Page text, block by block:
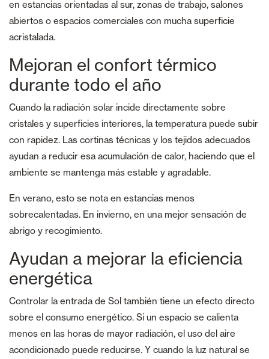
en estancias orientadas al sur, zonas de trabajo, salones
abiertos o espacios comerciales con mucha superficie
acristalada.
Mejoran el confort térmico
durante todo el año
Cuando la radiación solar incide directamente sobre
cristales y superficies interiores, la temperatura puede subir
con rapidez. Las cortinas técnicas y los tejidos adecuados
ayudan a reducir esa acumulación de calor, haciendo que el
ambiente se mantenga más estable y agradable.
En verano, esto se nota en estancias menos
sobrecalentadas. En invierno, en una mejor sensación de
abrigo y recogimiento.
Ayudan a mejorar la eficiencia
energética
Controlar la entrada de Sol también tiene un efecto directo
sobre el consumo energético. Si un espacio se calienta
menos en las horas de mayor radiación, el uso del aire
acondicionado puede reducirse. Y cuando la luz natural se